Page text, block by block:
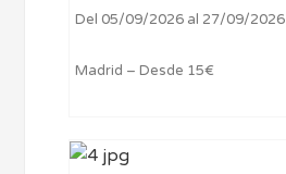
Del 05/09/2026 al 27/09/2026
Madrid – Desde 15€